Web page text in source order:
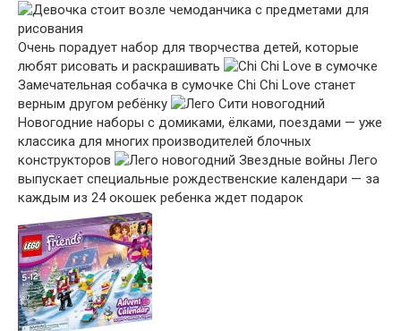
Очень порадует набор для творчества детей, которые
любят рисовать и раскрашивать
Замечательная собачка в сумочке Chi Chi Love станет
верным другом ребёнку
Новогодние наборы с домиками, ёлками, поездами — уже
классика для многих производителей блочных
конструкторов
Лего
выпускает специальные рождественские календари — за
каждым из 24 окошек ребенка ждет подарок